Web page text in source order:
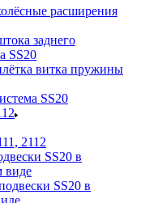
расширения
заднего
SS20
витка пружины
SS20
2112
SS20 в
виде
SS20 в